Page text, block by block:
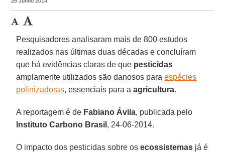
Pesquisadores analisaram mais de 800 estudos
realizados nas últimas duas décadas e concluíram
que há evidências claras de que pesticidas
amplamente utilizados são danosos paraespécies
polinizadoras, essenciais para aagricultura.
A reportagem é de Fabiano Ávila, publicada pelo
Instituto Carbono Brasil , 24-06-2014.
O impacto dos pesticidas sobre osecossistemas já é